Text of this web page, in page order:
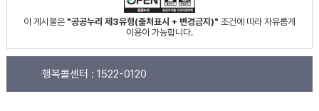
이 게시물은 "공공누리 제3유형(출처표시 + 변경금지)" 조건에 따라 자유롭게
이용이 가능합니다.
행복콜센터 : 1522-0120